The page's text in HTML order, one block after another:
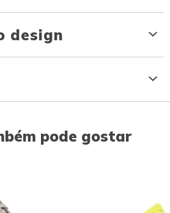
design
pode gostar